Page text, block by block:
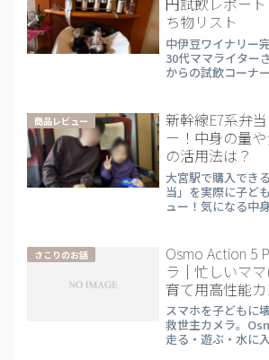
ち物リスト
中伊豆ワイナリー
30代ママライター
からの試飲コーナ
「あると便利な持
ます！
商品レビュー
新幹線E7系弁
ー！中身の量
の活用法は？
大宮駅で購入でき
当」を実際に子ど
ュー！気になる中
幹線移動のランチ
です。
さこりのお話
Osmo Action 5
ラ｜忙しいマ
育て用高性能
ー】
スマホを子どもに
救世主カメラ。
走る・遊ぶ・水に